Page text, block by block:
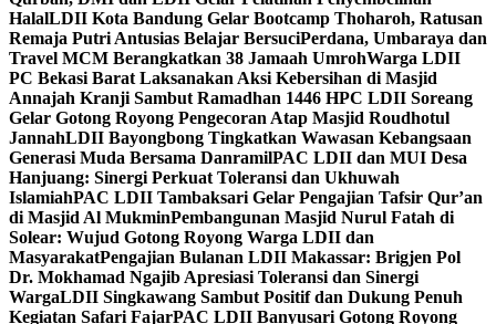
HalalLDII Kota Bandung Gelar Bootcamp Thoharoh, Ratusan
Remaja Putri Antusias Belajar BersuciPerdana, Umbaraya dan
Travel MCM Berangkatkan 38 Jamaah UmrohWarga LDII
PC Bekasi Barat Laksanakan Aksi Kebersihan di Masjid
Annajah Kranji Sambut Ramadhan 1446 HPC LDII Soreang
Gelar Gotong Royong Pengecoran Atap Masjid Roudhotul
JannahLDII Bayongbong Tingkatkan Wawasan Kebangsaan
Generasi Muda Bersama DanramilPAC LDII dan MUI Desa
Hanjuang: Sinergi Perkuat Toleransi dan Ukhuwah
IslamiahPAC LDII Tambaksari Gelar Pengajian Tafsir Qur’an
di Masjid Al MukminPembangunan Masjid Nurul Fatah di
Solear: Wujud Gotong Royong Warga LDII dan
MasyarakatPengajian Bulanan LDII Makassar: Brigjen Pol
Dr. Mokhamad Ngajib Apresiasi Toleransi dan Sinergi
WargaLDII Singkawang Sambut Positif dan Dukung Penuh
Kegiatan Safari FajarPAC LDII Banyusari Gotong Royong